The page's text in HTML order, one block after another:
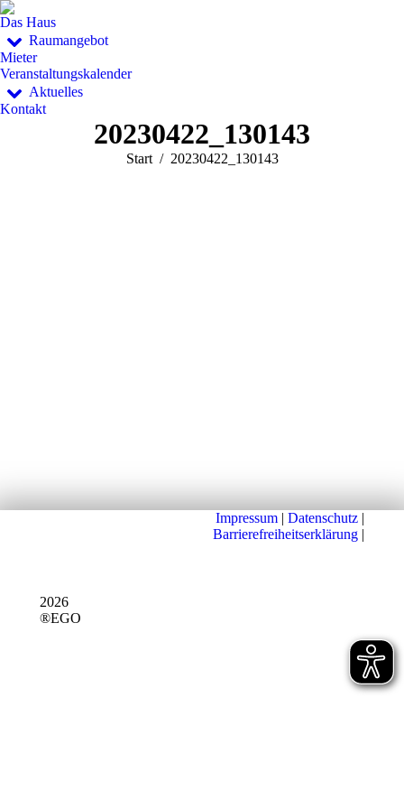
Das Haus
Raumangebot
Mieter
Veranstaltungskalender
Aktuelles
Kontakt
20230422_130143
Sie befinden sich hier:
Start 20230422_130143
2026
®EGO
Impressum | Datenschutz |
Barrierefreiheitserklärung |